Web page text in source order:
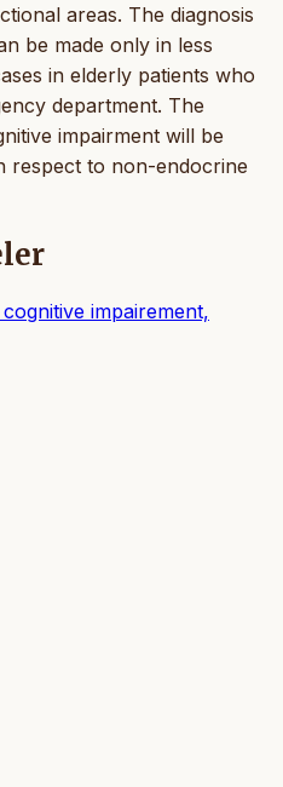
areas. The diagnosis
be made only in less
in elderly patients who
department. The
impairment will be
respect to non-endocrine
impairement,